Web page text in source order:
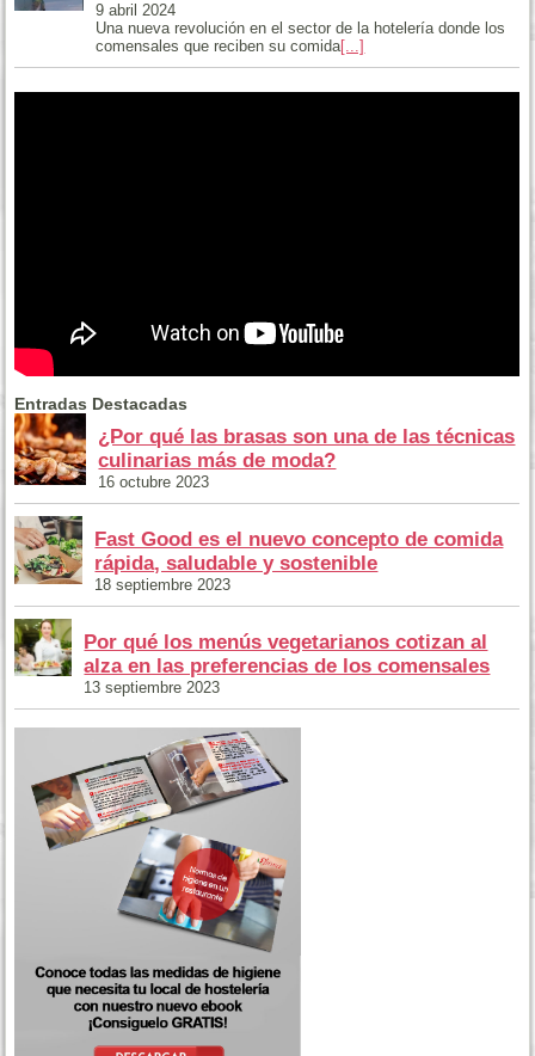
9 abril 2024
Una nueva revolución en el sector de la hotelería donde los
comensales que reciben su comida[...]
Entradas Destacadas
¿Por qué las brasas son una de las técnicas
culinarias más de moda?
16 octubre 2023
Fast Good es el nuevo concepto de comida
rápida, saludable y sostenible
18 septiembre 2023
Por qué los menús vegetarianos cotizan al
alza en las preferencias de los comensales
13 septiembre 2023